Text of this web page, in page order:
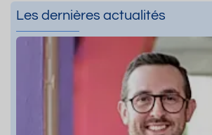
Les dernières actualités